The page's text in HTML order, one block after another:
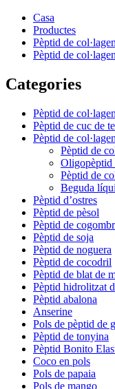
Casa
Productes
Pèptid de
Pèptid de
Categories
Pèptid de
Pèptid de cuc de
Pèptid de
Pèptid de
Oligopèptid
Pèptid de
Beguda
Pèptid d’ostres
Pèptid de pèsol
Pèptid de
Pèptid de soja
Pèptid de noguera
Pèptid de cocodril
Pèptid de blat de
Pèptid hidrolitzat
Pèptid abalona
Anserine
Pols de pèptid de
Pèptid de tonyina
Pèptid Bonito
Coco en pols
Pols de papaia
Pols de mango